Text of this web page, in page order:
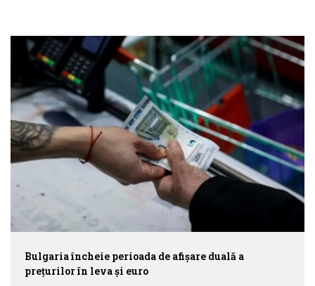
Bulgaria încheie perioada de afişare duală a
preţurilor în leva şi euro